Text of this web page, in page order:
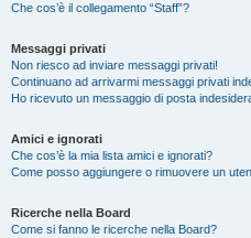
Che cos’è il collegamento “Staff”?
Messaggi privati
Non riesco ad inviare messaggi privati!
Continuano ad arrivarmi messaggi privati
Ho ricevuto un messaggio di posta
Amici e ignorati
Che cos’è la mia lista amici e ignorati?
Come posso aggiungere o rimuovere un
Ricerche nella Board
Come si fanno le ricerche nella Board?